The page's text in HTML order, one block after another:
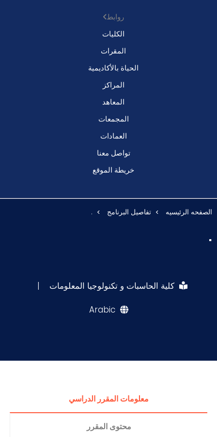
روابط
الكليات
المقرات
الحياة بالأكاديمية
المراكز
المعاهد
المجمعات
العمادات
تواصل معنا
خريطة الموقع
الصفحه الرئيسيه تفاصيل البرنامج .
.
كلية الحاسبات و تكنولوجيا المعلومات |
Arabic
معلومات المقرر الدراسي
محتوى المقرر